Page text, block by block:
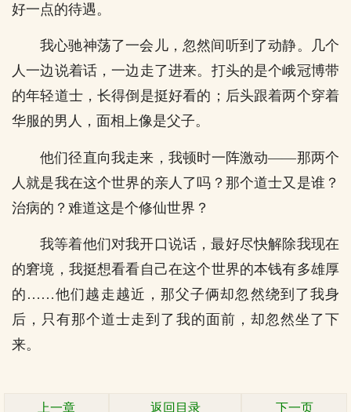
好一点的待遇。
我心驰神荡了一会儿，忽然间听到了动静。几个
人一边说着话，一边走了进来。打头的是个峨冠博带
的年轻道士，长得倒是挺好看的；后头跟着两个穿着
华服的男人，面相上像是父子。
他们径直向我走来，我顿时一阵激动――那两个
人就是我在这个世界的亲人了吗？那个道士又是谁？
治病的？难道这是个修仙世界？
我等着他们对我开口说话，最好尽快解除我现在
的窘境，我挺想看看自己在这个世界的本钱有多雄厚
的……他们越走越近，那父子俩却忽然绕到了我身
后，只有那个道士走到了我的面前，却忽然坐了下
来。
上一章 返回目录 下一页